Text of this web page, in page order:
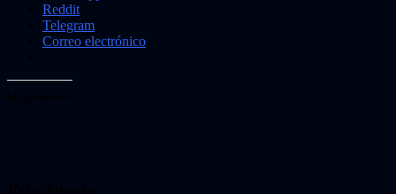
Reddit
Telegram
Correo electrónico